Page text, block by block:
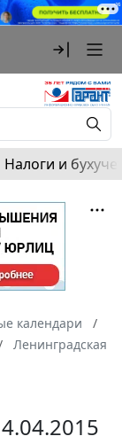
Налоги и
календари
Ленинградская